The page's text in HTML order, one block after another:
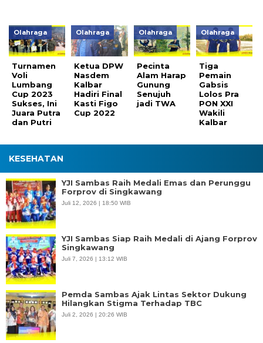
Olahraga
Turnamen
Voli
Lumbang
Cup 2023
Sukses, Ini
Juara Putra
dan Putri
Olahraga
Ketua DPW
Nasdem
Kalbar
Hadiri Final
Kasti Figo
Cup 2022
Olahraga
Pecinta
Alam Harap
Gunung
Senujuh
jadi TWA
Olahraga
Tiga
Pemain
Gabsis
Lolos Pra
PON XXI
Wakili
Kalbar
KESEHATAN
YJI Sambas Raih Medali Emas dan Perunggu
Forprov di Singkawang
Juli 12, 2026 | 18:50 WIB
YJI Sambas Siap Raih Medali di Ajang Forprov
Singkawang
Juli 7, 2026 | 13:12 WIB
Pemda Sambas Ajak Lintas Sektor Dukung
Hilangkan Stigma Terhadap TBC
Juli 2, 2026 | 20:26 WIB